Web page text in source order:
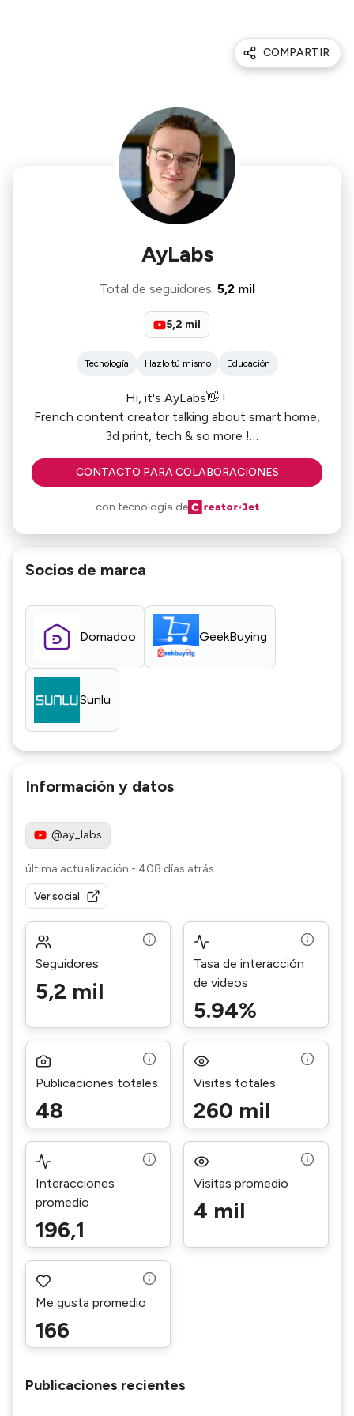
COMPARTIR
AyLabs
Total de seguidores: 5,2 mil
5,2 mil
Tecnología Hazlo tú mismo Educación
Hi, it's AyLabs👋 !
French content creator talking about smart home,
3d print, tech & so more !
Happy to share my passions through my videos
CONTACTO PARA COLABORACIONES
con tecnología de
Socios de marca
Domadoo GeekBuying
Sunlu
Información y datos
@ay_labs
última actualización - 408 días atrás
Ver social
Seguidores
5,2 mil
Tasa de interacción
de videos
5.94%
Publicaciones totales
48
Visitas totales
260 mil
Interacciones
promedio
196,1
Visitas promedio
4 mil
Me gusta promedio
166
Publicaciones recientes